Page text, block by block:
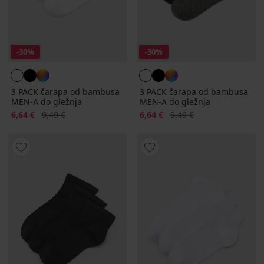
-30%
3 PACK čarapa od bambusa
MEN-A do gležnja
Popust
6,64 € Prvobitna cijena
9,49 €
-30%
3 PACK čarapa od bambusa
MEN-A do gležnja
Popust
6,64 € Prvobitna cijena
9,49 €